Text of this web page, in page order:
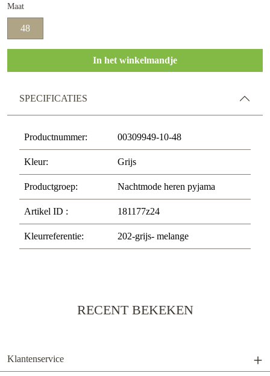
Maat
48
In het winkelmandje
SPECIFICATIES
Productnummer: 00309949-10-48
Kleur: Grijs
Productgroep: Nachtmode heren pyjama
Artikel ID : 181177z24
Kleurreferentie: 202-grijs- melange
RECENT BEKEKEN
Klantenservice